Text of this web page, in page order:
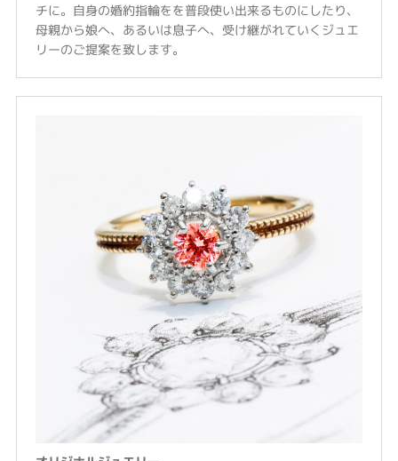
チに。自身の婚約指輪をを普段使い出来るものにしたり、
母親から娘へ、あるいは息子へ、受け継がれていくジュエ
リーのご提案を致します。